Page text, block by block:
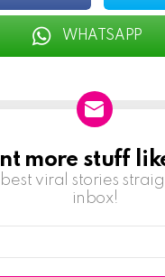
WHATSAPP
more stuff
viral stories
inbox!